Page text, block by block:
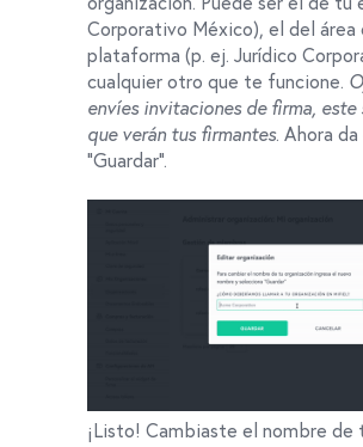
Corporativo México), el del área
plataforma (p. ej. Jurídico
cualquier otro que te funcione.
envíes invitaciones de firma, este
que verán tus firmantes. Ahora
“Guardar”.
¡Listo! Cambiaste el nombre de